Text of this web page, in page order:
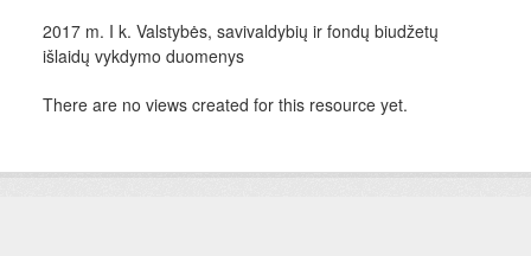
2017 m. I k. Valstybės, savivaldybių ir fondų biudžetų
išlaidų vykdymo duomenys
There are no views created for this resource yet.